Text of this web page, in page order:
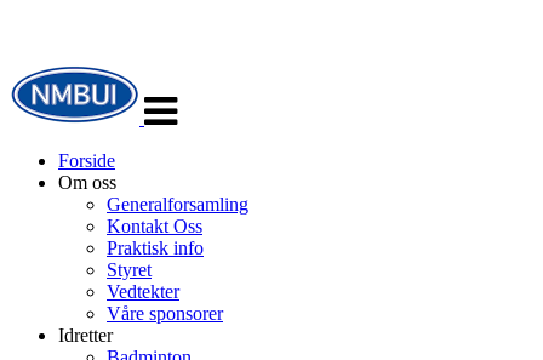
navigasjon
Forside
Om oss
Generalforsamling
Kontakt Oss
Praktisk info
Styret
Vedtekter
Våre sponsorer
Idretter